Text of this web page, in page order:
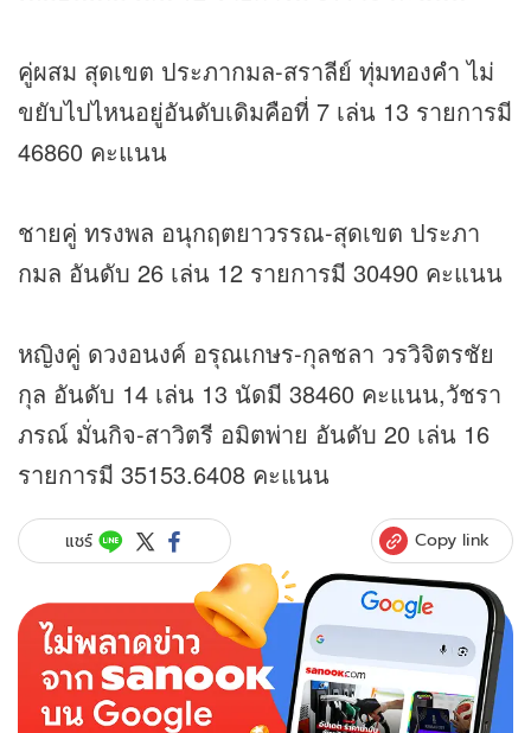
คู่ผสม สุดเขต ประภากมล-สราลีย์ ทุ่มทองคำไม่
ขยับไปไหนอยู่อันดับเดิมคือที่ 7 เล่น 13 รายการมี
46860 คะแนน
ชายคู่ ทรงพล อนุกฤตยาวรรณ-สุดเขต ประภา
กมล อันดับ 26 เล่น 12 รายการมี 30490 คะแนน
หญิงคู่ ดวงอนงค์ อรุณเกษร-กุลชลา วรวิจิตรชัย
กุล อันดับ 14 เล่น 13 นัดมี 38460 คะแนน,วัชรา
ภรณ์ มั่นกิจ-สาวิตรี อมิตพ่าย อันดับ 20 เล่น 16
รายการมี 35153.6408 คะแนน
แชร์ Copy link